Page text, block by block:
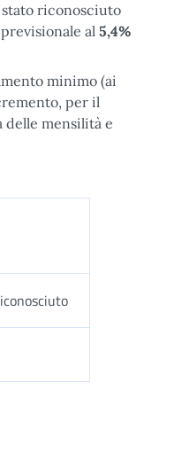
riconosciuto
al 5,4%
minimo (ai
per il
delle mensilità e